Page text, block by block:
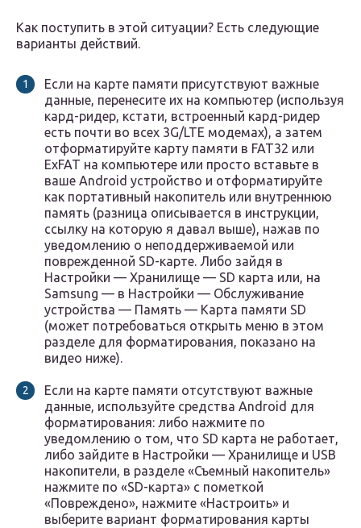
Как поступить в этой ситуации? Есть следующие
варианты действий.
Если на карте памяти присутствуют важные
данные, перенесите их на компьютер (используя
кард-ридер, кстати, встроенный кард-ридер
есть почти во всех 3G/LTE модемах), а затем
отформатируйте карту памяти в FAT32 или
ExFAT на компьютере или просто вставьте в
ваше Android устройство и отформатируйте
как портативный накопитель или внутреннюю
память (разница описывается в инструкции,
ссылку на которую я давал выше), нажав по
уведомлению о неподдерживаемой или
поврежденной SD-карте. Либо зайдя в
Настройки — Хранилище — SD карта или, на
Samsung — в Настройки — Обслуживание
устройства — Память — Карта памяти SD
(может потребоваться открыть меню в этом
разделе для форматирования, показано на
видео ниже).
Если на карте памяти отсутствуют важные
данные, используйте средства Android для
форматирования: либо нажмите по
уведомлению о том, что SD карта не работает,
либо зайдите в Настройки — Хранилище и USB
накопители, в разделе «Съемный накопитель»
нажмите по «SD-карта» с пометкой
«Повреждено», нажмите «Настроить» и
выберите вариант форматирования карты